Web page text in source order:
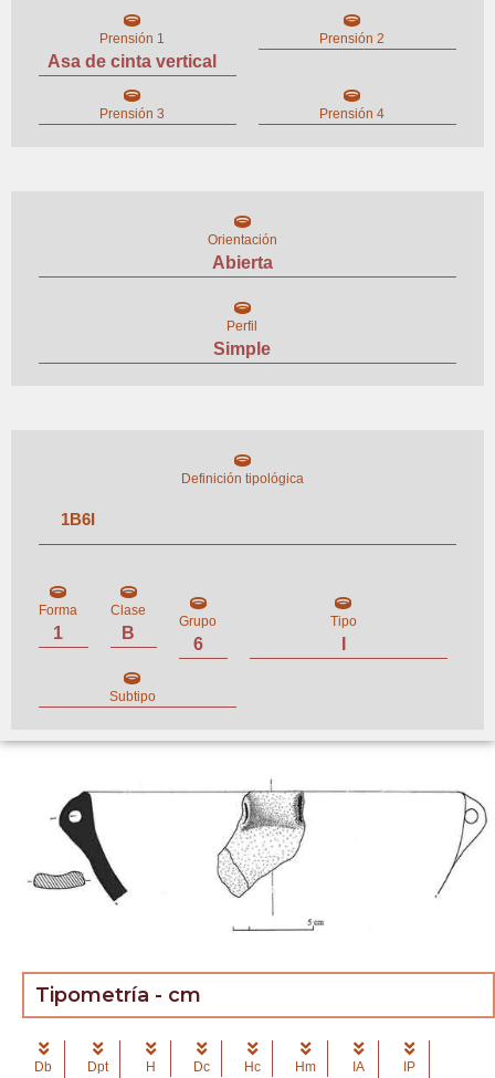
Prensión 1
Asa de cinta vertical
Prensión 2
Prensión 3 Prensión 4
Orientación
Abierta
Perfil
Simple
Definición tipológica
1B6I
Forma
1
Clase
B
Grupo
6
Tipo
Subtipo
Tipometría - cm
Db Dpt H Dc Hc Hm IA IP